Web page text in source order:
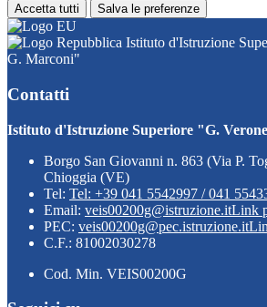
Accetta tutti Salva le preferenze
Istituto d'Istruzione
G. Marconi"
Contatti
Istituto d'Istruzione Superiore "G.
Borgo San Giovanni n. 863 (Via P.
Chioggia (VE)
Tel: Tel: +39 041 5542997 / 041
Email: veis00200g@istruzione.itLink
PEC: veis00200g@pec.istruzione.it
C.F.: 81002030278
Cod. Min. VEIS00200G